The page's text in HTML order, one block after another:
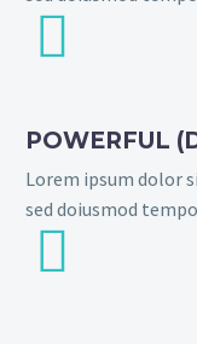


POWERFUL
Lorem ipsum dolor
sed doiusmod

